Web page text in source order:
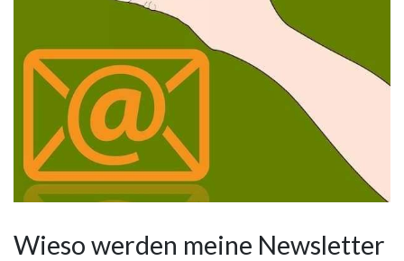
Wieso werden meine Newsletter